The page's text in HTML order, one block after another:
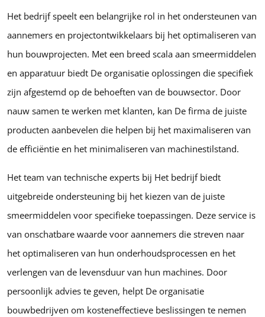
Het bedrijf speelt een belangrijke rol in het ondersteunen van
aannemers en projectontwikkelaars bij het optimaliseren van
hun bouwprojecten. Met een breed scala aan smeermiddelen
en apparatuur biedt De organisatie oplossingen die specifiek
zijn afgestemd op de behoeften van de bouwsector. Door
nauw samen te werken met klanten, kan De firma de juiste
producten aanbevelen die helpen bij het maximaliseren van
de efficiëntie en het minimaliseren van machinestilstand.
Het team van technische experts bij Het bedrijf biedt
uitgebreide ondersteuning bij het kiezen van de juiste
smeermiddelen voor specifieke toepassingen. Deze service is
van onschatbare waarde voor aannemers die streven naar
het optimaliseren van hun onderhoudsprocessen en het
verlengen van de levensduur van hun machines. Door
persoonlijk advies te geven, helpt De organisatie
bouwbedrijven om kosteneffectieve beslissingen te nemen